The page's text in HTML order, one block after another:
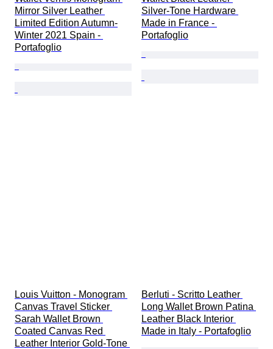
Mirror Silver Leather
Limited Edition Autumn-
Winter 2021 Spain -
Portafoglio
Silver-Tone Hardware
Made in France -
Portafoglio
Louis Vuitton - Monogram
Canvas Travel Sticker
Sarah Wallet Brown
Coated Canvas Red
Leather Interior Gold-Tone
Berluti - Scritto Leather
Long Wallet Brown Patina
Leather Black Interior
Made in Italy - Portafoglio